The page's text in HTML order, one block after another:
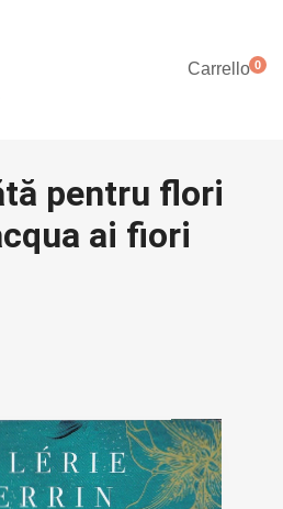
Carrello0
pentru flori
ai fiori